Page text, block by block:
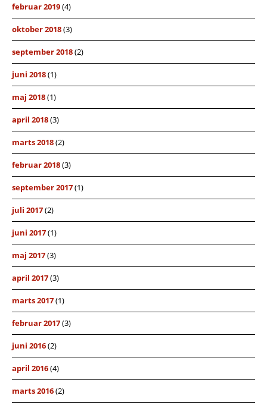
februar 2019(4)
oktober 2018(3)
september 2018(2)
juni 2018(1)
maj 2018(1)
april 2018(3)
marts 2018(2)
februar 2018(3)
september 2017(1)
juli 2017(2)
juni 2017(1)
maj 2017(3)
april 2017(3)
marts 2017(1)
februar 2017(3)
juni 2016(2)
april 2016(4)
marts 2016(2)